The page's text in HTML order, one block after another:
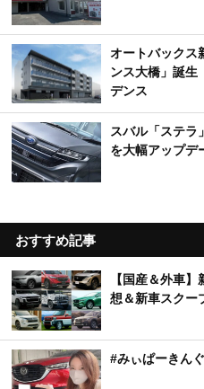
オートバックス
ンス大橋」誕
デンス
スバル「ステ
を大幅アップデ
おすすめ記事
【国産＆外車
想＆新車スクー
#みぃぱーきん